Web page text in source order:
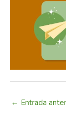
← Entrada